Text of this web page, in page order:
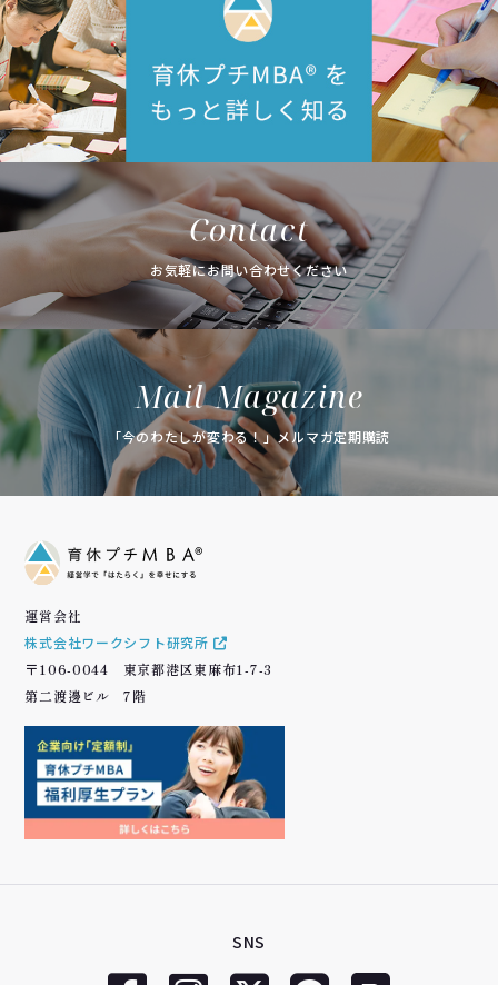
Contact
お気軽にお問い合わせください
Mail Magazine
「今のわたしが変わる！」メルマガ定期購読
運営会社
株式会社ワークシフト研究所
〒106-0044 東京都港区東麻布1-7-3
第二渡邊ビル 7階
SNS